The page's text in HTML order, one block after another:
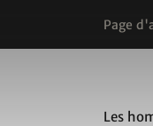
Page
Les